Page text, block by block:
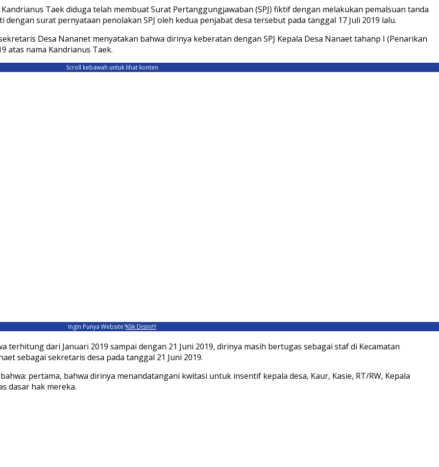
Taek diduga telah membuat Surat Pertanggungjawaban (SPJ) fiktif dengan melakukan pemalsuan tanda
dengan surat pernyataan penolakan SPJ oleh kedua penjabat desa tersebut pada tanggal 17 Juli 2019 lalu.
Desa Nananet menyatakan bahwa dirinya keberatan dengan SPJ Kepala Desa Nanaet tahanp I (Penarikan
atas nama Kandrianus Taek.
Scroll kebawah untuk lihat konten
Ingin Punya Website?Klik Disini!!!
dari Januari 2019 sampai dengan 21 Juni 2019, dirinya masih bertugas sebagai staf di Kecamatan
sebagai sekretaris desa pada tanggal 21 Juni 2019.
pertama, bahwa dirinya menandatangani kwitasi untuk insentif kepala desa, Kaur, Kasie, RT/RW, Kepala
dasar hak mereka.